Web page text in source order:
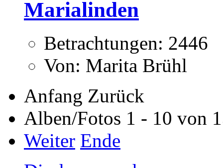
Marialinden
Betrachtungen: 2446
Von: Marita Brühl
Anfang Zurück
Alben/Fotos 1 - 10 von
Weiter Ende